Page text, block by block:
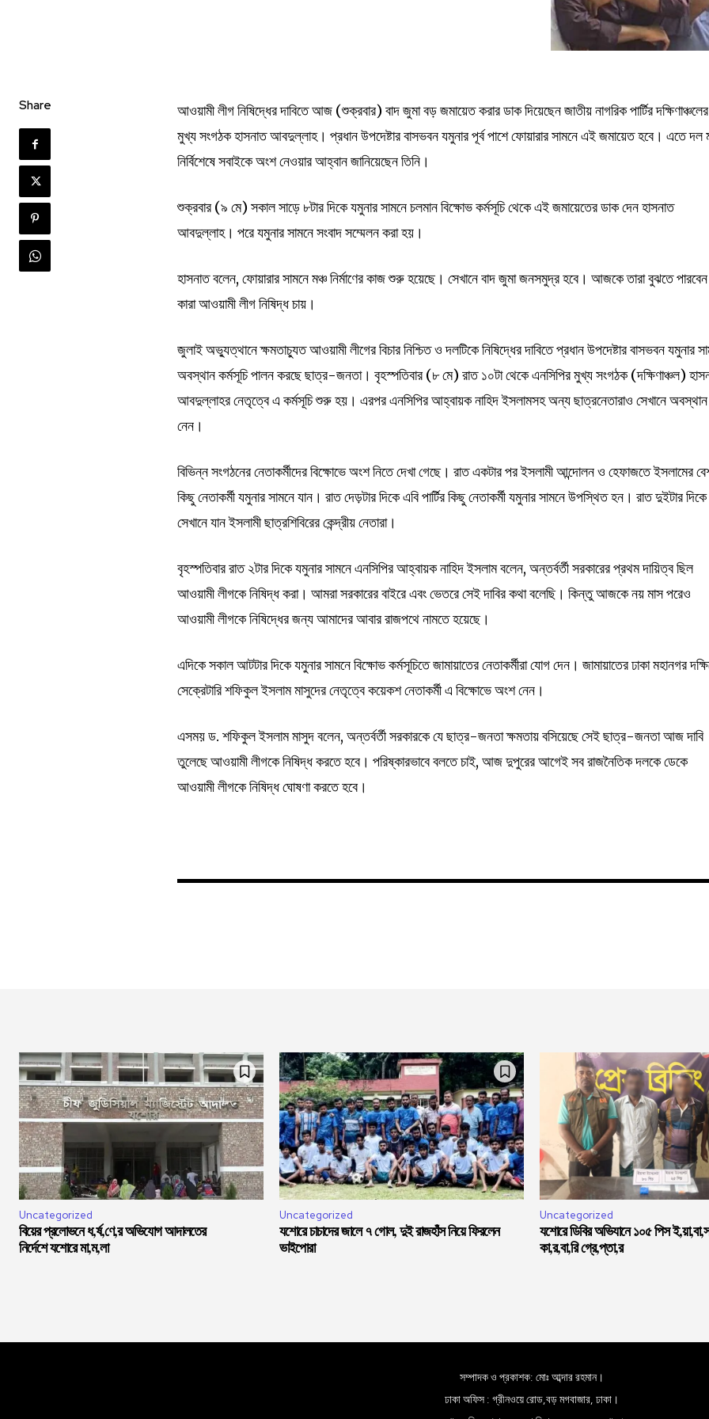
Share
আওয়ামী লীগ নিষিদ্ধের দাবিতে আজ (শুক্রবার) বাদ জুমা বড় জমায়েত করার ডাক দিয়েছেন জাতীয় নাগরিক পার্টির দক্ষিণাঞ্চলের
মুখ্য সংগঠক হাসনাত আবদুল্লাহ। প্রধান উপদেষ্টার বাসভবন যমুনার পূর্ব পাশে ফোয়ারার সামনে এই জমায়েত হবে। এতে দল
নির্বিশেষে সবাইকে অংশ নেওয়ার আহ্বান জানিয়েছেন তিনি।
শুক্রবার (৯ মে) সকাল সাড়ে ৮টার দিকে যমুনার সামনে চলমান বিক্ষোভ কর্মসূচি থেকে এই জমায়েতের ডাক দেন হাসনাত
আবদুল্লাহ। পরে যমুনার সামনে সংবাদ সম্মেলন করা হয়।
হাসনাত বলেন, ফোয়ারার সামনে মঞ্চ নির্মাণের কাজ শুরু হয়েছে। সেখানে বাদ জুমা জনসমুদ্র হবে। আজকে তারা বুঝতে পারবেন
কারা আওয়ামী লীগ নিষিদ্ধ চায়।
জুলাই অভ্যুত্থানে ক্ষমতাচ্যুত আওয়ামী লীগের বিচার নিশ্চিত ও দলটিকে নিষিদ্ধের দাবিতে প্রধান উপদেষ্টার বাসভবন যমুনার
অবস্থান কর্মসূচি পালন করছে ছাত্র-জনতা। বৃহস্পতিবার (৮ মে) রাত ১০টা থেকে এনসিপির মুখ্য সংগঠক (দক্ষিণাঞ্চল)
আবদুল্লাহর নেতৃত্বে এ কর্মসূচি শুরু হয়। এরপর এনসিপির আহ্বায়ক নাহিদ ইসলামসহ অন্য ছাত্রনেতারাও সেখানে অবস্থান
নেন।
বিভিন্ন সংগঠনের নেতাকর্মীদের বিক্ষোভে অংশ নিতে দেখা গেছে। রাত একটার পর ইসলামী আন্দোলন ও হেফাজতে ইসলামের
কিছু নেতাকর্মী যমুনার সামনে যান। রাত দেড়টার দিকে এবি পার্টির কিছু নেতাকর্মী যমুনার সামনে উপস্থিত হন। রাত দুইটার দিকে
সেখানে যান ইসলামী ছাত্রশিবিরের কেন্দ্রীয় নেতারা।
বৃহস্পতিবার রাত ২টার দিকে যমুনার সামনে এনসিপির আহ্বায়ক নাহিদ ইসলাম বলেন, অন্তর্বর্তী সরকারের প্রথম দায়িত্ব ছিল
আওয়ামী লীগকে নিষিদ্ধ করা। আমরা সরকারের বাইরে এবং ভেতরে সেই দাবির কথা বলেছি। কিন্তু আজকে নয় মাস পরেও
আওয়ামী লীগকে নিষিদ্ধের জন্য আমাদের আবার রাজপথে নামতে হয়েছে।
এদিকে সকাল আটটার দিকে যমুনার সামনে বিক্ষোভ কর্মসূচিতে জামায়াতের নেতাকর্মীরা যোগ দেন। জামায়াতের ঢাকা মহানগর
সেক্রেটারি শফিকুল ইসলাম মাসুদের নেতৃত্বে কয়েকশ নেতাকর্মী এ বিক্ষোভে অংশ নেন।
এসময় ড. শফিকুল ইসলাম মাসুদ বলেন, অন্তর্বর্তী সরকারকে যে ছাত্র-জনতা ক্ষমতায় বসিয়েছে সেই ছাত্র-জনতা আজ দাবি
তুলেছে আওয়ামী লীগকে নিষিদ্ধ করতে হবে। পরিষ্কারভাবে বলতে চাই, আজ দুপুরের আগেই সব রাজনৈতিক দলকে ডেকে
আওয়ামী লীগকে নিষিদ্ধ ঘোষণা করতে হবে।
Uncategorized
বিয়ের প্রলোভনে ধ,র্ষ,ণে,র অভিযোগ আদালতের
নির্দেশে যশোরে মা,ম,লা
Uncategorized
যশোরে চাচাদের জালে ৭ গোল, দুই রাজহাঁস নিয়ে ফিরলেন
ভাইপোরা
Uncategorized
যশোরে ডিবির অভিযানে ১০৫ পিস
কা,র,বা,রি গ্রে,প্তা,র
সম্পাদক ও প্রকাশক: মোঃ আব্দার রহমান।
ঢাকা অফিস : গ্রীনওয়ে রোড,বড় মগবাজার, ঢাকা।